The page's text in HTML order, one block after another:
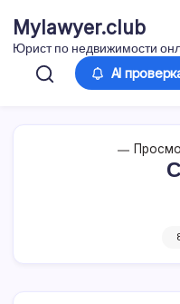
содержимому
Mylawyer.club
Юрист по недвижимости
AI